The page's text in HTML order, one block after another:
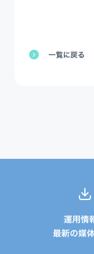
一覧に戻る
運用情
最新の媒